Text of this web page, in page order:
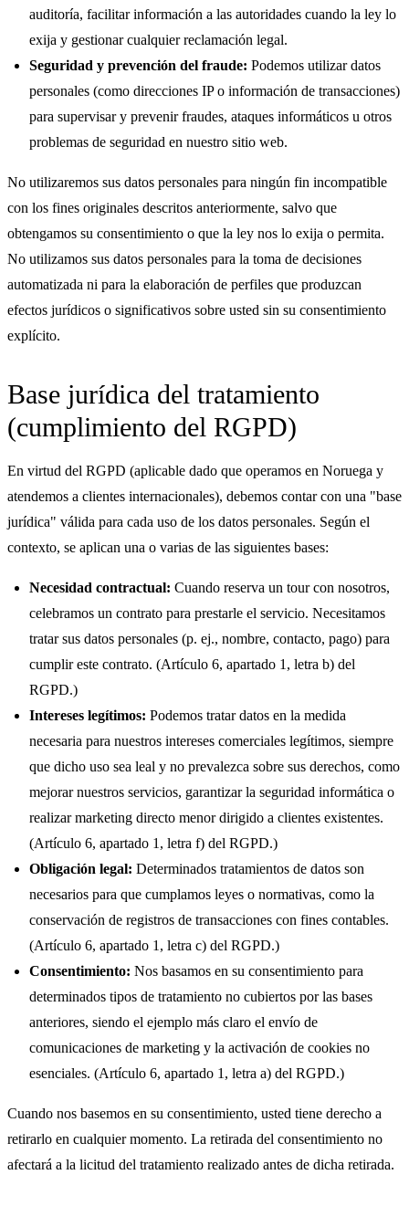
auditoría, facilitar información a las autoridades cuando la ley lo
exija y gestionar cualquier reclamación legal.
Seguridad y prevención del fraude: Podemos utilizar datos
personales (como direcciones IP o información de transacciones)
para supervisar y prevenir fraudes, ataques informáticos u otros
problemas de seguridad en nuestro sitio web.
No utilizaremos sus datos personales para ningún fin incompatible
con los fines originales descritos anteriormente, salvo que
obtengamos su consentimiento o que la ley nos lo exija o permita.
No utilizamos sus datos personales para la toma de decisiones
automatizada ni para la elaboración de perfiles que produzcan
efectos jurídicos o significativos sobre usted sin su consentimiento
explícito.
Base jurídica del tratamiento
(cumplimiento del RGPD)
En virtud del RGPD (aplicable dado que operamos en Noruega y
atendemos a clientes internacionales), debemos contar con una "base
jurídica" válida para cada uso de los datos personales. Según el
contexto, se aplican una o varias de las siguientes bases:
Necesidad contractual: Cuando reserva un tour con nosotros,
celebramos un contrato para prestarle el servicio. Necesitamos
tratar sus datos personales (p. ej., nombre, contacto, pago) para
cumplir este contrato. (Artículo 6, apartado 1, letra b) del
RGPD.)
Intereses legítimos: Podemos tratar datos en la medida
necesaria para nuestros intereses comerciales legítimos, siempre
que dicho uso sea leal y no prevalezca sobre sus derechos, como
mejorar nuestros servicios, garantizar la seguridad informática o
realizar marketing directo menor dirigido a clientes existentes.
(Artículo 6, apartado 1, letra f) del RGPD.)
Obligación legal: Determinados tratamientos de datos son
necesarios para que cumplamos leyes o normativas, como la
conservación de registros de transacciones con fines contables.
(Artículo 6, apartado 1, letra c) del RGPD.)
Consentimiento: Nos basamos en su consentimiento para
determinados tipos de tratamiento no cubiertos por las bases
anteriores, siendo el ejemplo más claro el envío de
comunicaciones de marketing y la activación de cookies no
esenciales. (Artículo 6, apartado 1, letra a) del RGPD.)
Cuando nos basemos en su consentimiento, usted tiene derecho a
retirarlo en cualquier momento. La retirada del consentimiento no
afectará a la licitud del tratamiento realizado antes de dicha retirada.